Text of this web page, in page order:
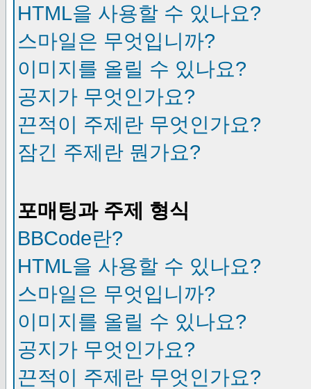
HTML을 사용할 수 있나요?
스마일은 무엇입니까?
이미지를 올릴 수 있나요?
공지가 무엇인가요?
끈적이 주제란 무엇인가요?
잠긴 주제란 뭔가요?
포매팅과 주제 형식
BBCode란?
HTML을 사용할 수 있나요?
스마일은 무엇입니까?
이미지를 올릴 수 있나요?
공지가 무엇인가요?
끈적이 주제란 무엇인가요?